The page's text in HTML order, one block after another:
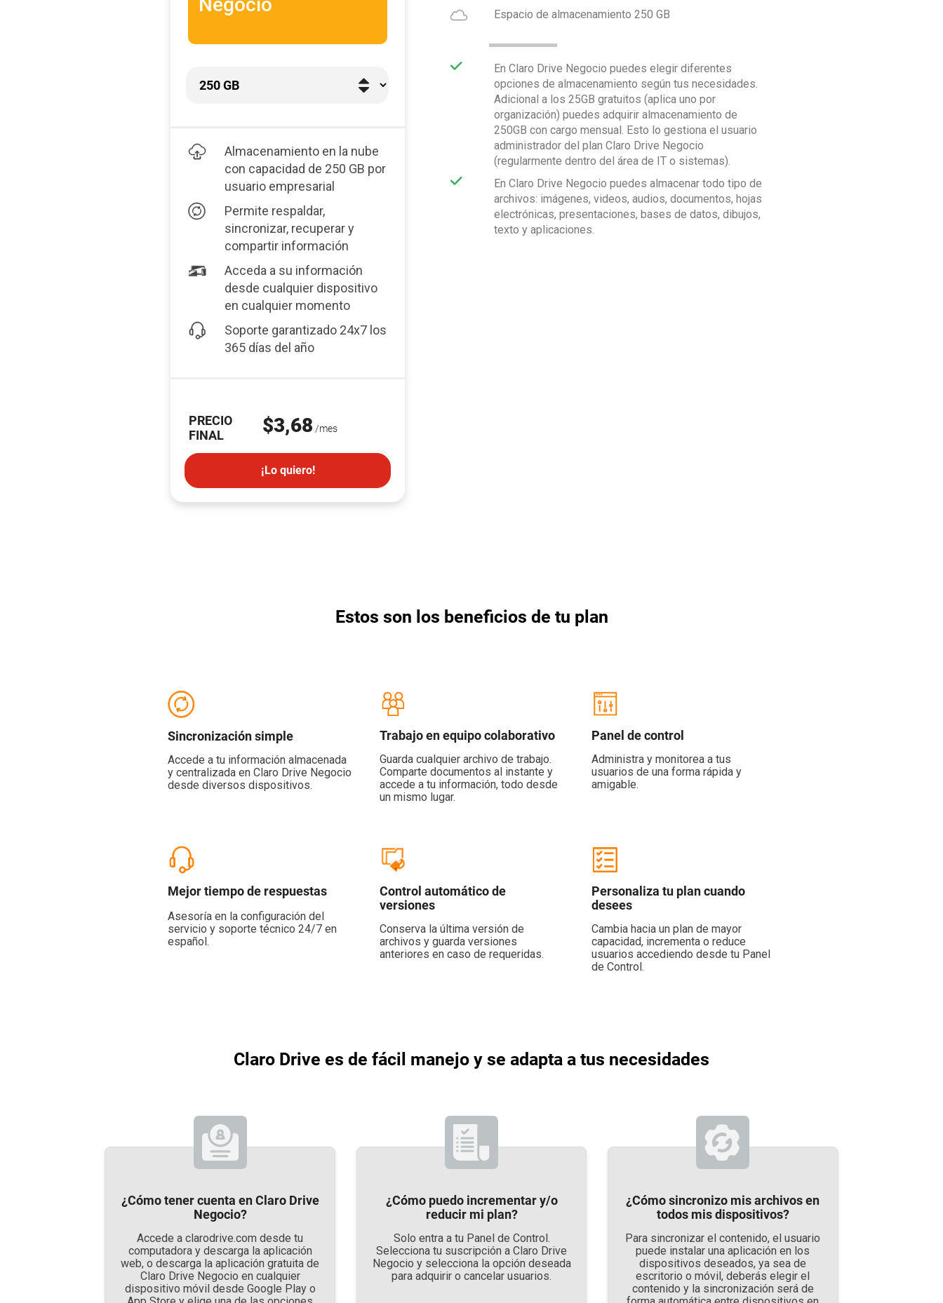
Negocio
Almacenamiento en la nube
con capacidad de 250 GB por
usuario empresarial
Permite respaldar,
sincronizar, recuperar y
compartir información
Acceda a su información
desde cualquier dispositivo
en cualquier momento
Soporte garantizado 24x7 los
365 días del año
PRECIO
FINAL
$3,68 /mes
¡Lo quiero!
Espacio de almacenamiento 250 GB
En Claro Drive Negocio puedes elegir diferentes
opciones de almacenamiento según tus necesidades.
Adicional a los 25GB gratuitos (aplica uno por
organización) puedes adquirir almacenamiento de
250GB con cargo mensual. Esto lo gestiona el usuario
administrador del plan Claro Drive Negocio
(regularmente dentro del área de IT o sistemas).
En Claro Drive Negocio puedes almacenar todo tipo de
archivos: imágenes, videos, audios, documentos, hojas
electrónicas, presentaciones, bases de datos, dibujos,
texto y aplicaciones.
Estos son los beneficios de tu plan
Sincronización simple
Accede a tu información almacenada
y centralizada en Claro Drive Negocio
desde diversos dispositivos.
Trabajo en equipo colaborativo
Guarda cualquier archivo de trabajo.
Comparte documentos al instante y
accede a tu información, todo desde
un mismo lugar.
Panel de control
Administra y monitorea a tus
usuarios de una forma rápida y
amigable.
Mejor tiempo de respuestas
Asesoría en la configuración del
servicio y soporte técnico 24/7 en
español.
Control automático de
versiones
Conserva la última versión de
archivos y guarda versiones
anteriores en caso de requeridas.
Personaliza tu plan cuando
desees
Cambia hacia un plan de mayor
capacidad, incrementa o reduce
usuarios accediendo desde tu Panel
de Control.
Claro Drive es de fácil manejo y se adapta a tus necesidades
¿Cómo tener cuenta en Claro Drive
Negocio?
Accede a clarodrive.com desde tu
computadora y descarga la aplicación
web, o descarga la aplicación gratuita de
Claro Drive Negocio en cualquier
dispositivo móvil desde Google Play o
¿Cómo puedo incrementar y/o
reducir mi plan?
Solo entra a tu Panel de Control.
Selecciona tu suscripción a Claro Drive
Negocio y selecciona la opción deseada
para adquirir o cancelar usuarios.
¿Cómo sincronizo mis archivos en
todos mis dispositivos?
Para sincronizar el contenido, el usuario
puede instalar una aplicación en los
dispositivos deseados, ya sea de
escritorio o móvil, deberás elegir el
contenido y la sincronización será de